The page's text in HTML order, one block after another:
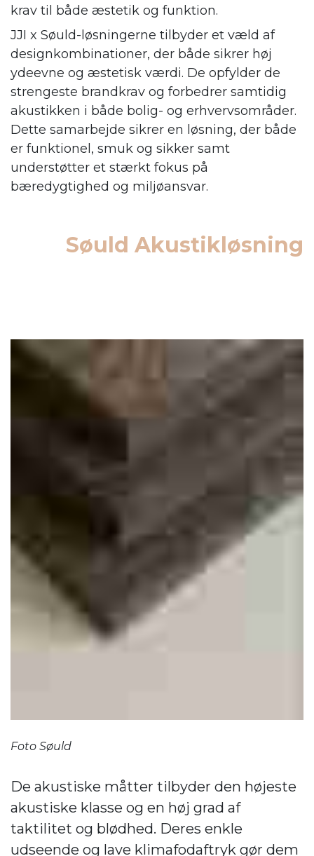
krav til både æstetik og funktion.
JJI x Søuld-løsningerne tilbyder et væld af
designkombinationer, der både sikrer høj
ydeevne og æstetisk værdi. De opfylder de
strengeste brandkrav og forbedrer samtidig
akustikken i både bolig- og erhvervsområder.
Dette samarbejde sikrer en løsning, der både
er funktionel, smuk og sikker samt
understøtter et stærkt fokus på
bæredygtighed og miljøansvar.
Søuld Akustikløsning
Foto Søuld
De akustiske måtter tilbyder den højeste
akustiske klasse og en høj grad af
taktilitet og blødhed. Deres enkle
udseende og lave klimafodaftryk gør dem